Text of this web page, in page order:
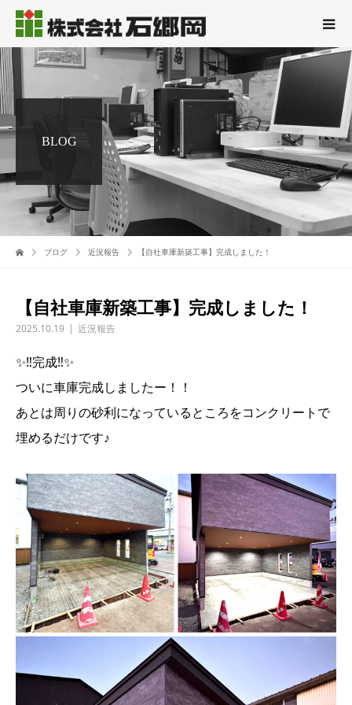
BLOG
ブログ 近況報告 【自社車庫新築工事】完成しました！
【自社車庫新築工事】完成しました！
2025.10.19 近況報告
✨‼︎完成‼︎✨
ついに車庫完成しましたー！！
あとは周りの砂利になっているところをコンクリートで
埋めるだけです♪